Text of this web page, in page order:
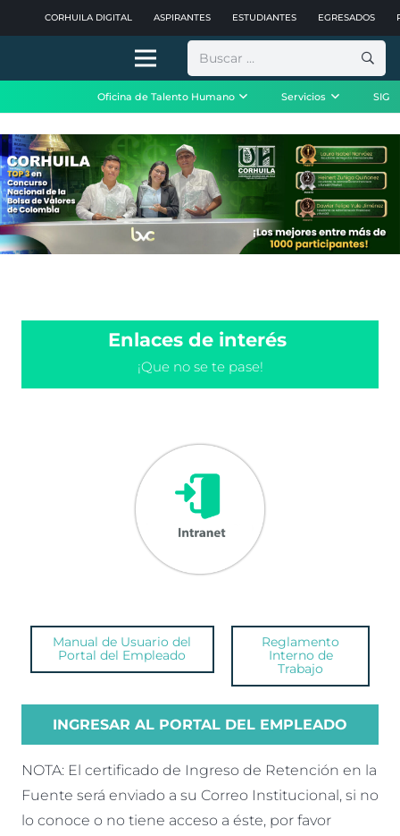
CORHUILA DIGITAL ASPIRANTES ESTUDIANTES EGRESADOS
Buscar:
Oficina de Talento Humano Servicios SIG
Enlaces de interés
¡Que no se te pase!
Manual de Usuario del
Portal del Empleado
Reglamento
Interno de
Trabajo
INGRESAR AL PORTAL DEL EMPLEADO
NOTA: El certificado de Ingreso de Retención en la
Fuente será enviado a su Correo Institucional, si no
lo conoce o no tiene acceso a éste, por favor